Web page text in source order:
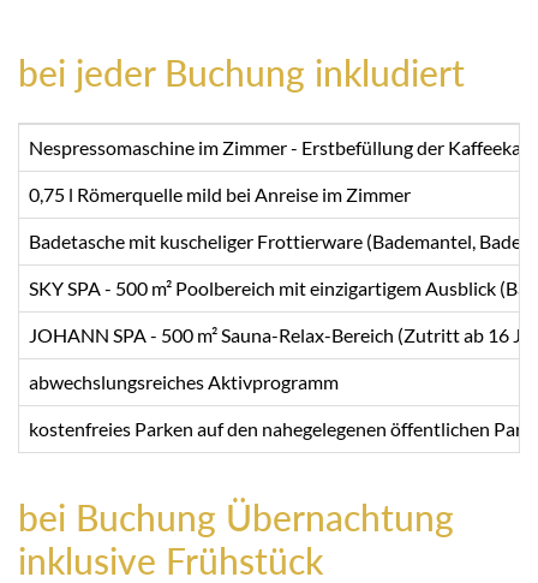
bei jeder Buchung inkludiert
Nespressomaschine im Zimmer - Erstbefüllung der
0,75 l Römerquelle mild bei Anreise im Zimmer
Badetasche mit kuscheliger Frottierware (Bademantel,
SKY SPA - 500 m² Poolbereich mit einzigartigem Ausblick
JOHANN SPA - 500 m² Sauna-Relax-Bereich (Zutritt ab 16
abwechslungsreiches Aktivprogramm
kostenfreies Parken auf den nahegelegenen öffentlichen
bei Buchung Übernachtung
inklusive Frühstück